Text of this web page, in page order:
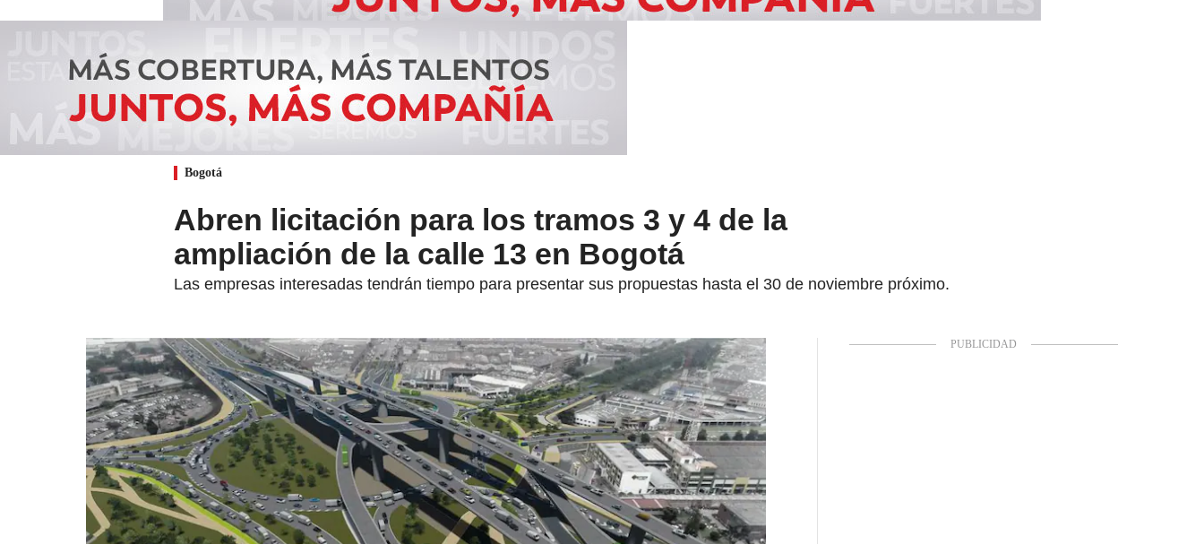
Bogotá
Abren licitación para los tramos 3 y 4 de la
ampliación de la calle 13 en Bogotá
Las empresas interesadas tendrán tiempo para presentar sus propuestas hasta el 30 de noviembre próximo.